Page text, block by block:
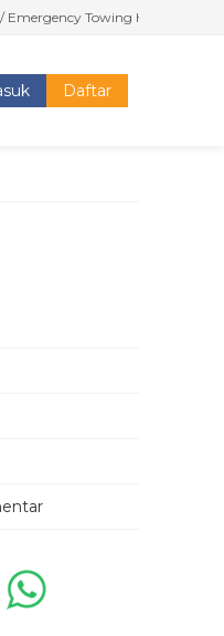
Towing Harap Hubungi :
Daftar